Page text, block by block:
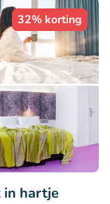
32% korting
in hartje